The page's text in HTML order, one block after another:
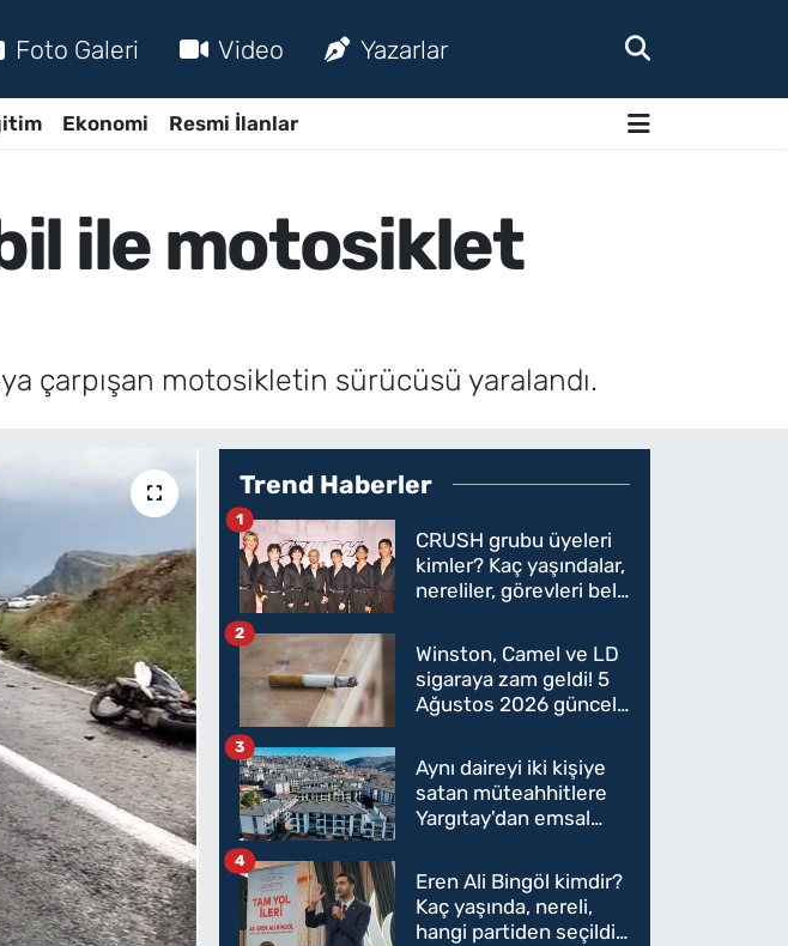
Foto Galeri Video Yazarlar
Ekonomi Resmi İlanlar
ile motosiklet
çarpışan motosikletin sürücüsü yaralandı.
Trend Haberler
CRUSH grubu üyeleri
kimler? Kaç yaşındalar,
nereliler, görevleri belli
1
Winston, Camel ve LD
sigaraya zam geldi! 5
Ağustos 2026 güncel
oldu
2
Aynı daireyi iki kişiye
satan müteahhitlere
Yargıtay'dan emsal
3
Eren Ali Bingöl kimdir?
Kaç yaşında, nereli,
hangi partiden seçildi?
4